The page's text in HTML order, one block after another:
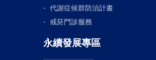
代謝症候群防治計畫
戒菸門診服務
永續發展專區